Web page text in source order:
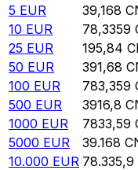
5 EUR 39,168
10 EUR 78,3359
25 EUR 195,84
50 EUR 391,68
100 EUR 783,359
500 EUR 3916,8
1000 EUR 7833,59
5000 EUR 39.168
10.000 EUR 78.335,9